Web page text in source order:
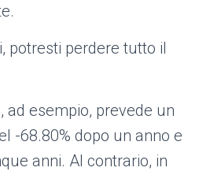
potresti perdere tutto il
ad esempio, prevede un
-68.80% dopo un anno e
anni. Al contrario, in